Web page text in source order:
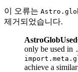
이 오류는
제거되었습니다.
only be used in
achieve a